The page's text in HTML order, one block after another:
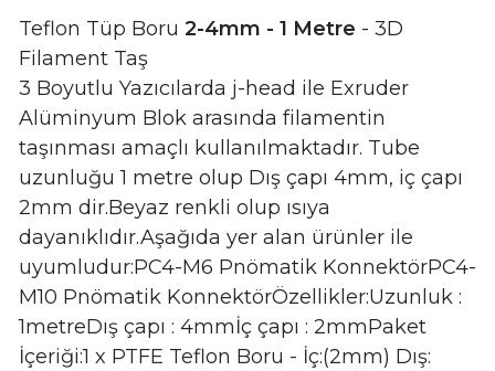
Teflon Tüp Boru 2-4mm - 1 Metre - 3D
Filament Taş
3 Boyutlu Yazıcılarda j-head ile Exruder
Alüminyum Blok arasında filamentin
taşınması amaçlı kullanılmaktadır. Tube
uzunluğu 1 metre olup Dış çapı 4mm, iç çapı
2mm dir.Beyaz renkli olup ısıya
dayanıklıdır.Aşağıda yer alan ürünler ile
uyumludur:PC4-M6 Pnömatik KonnektörPC4-
M10 Pnömatik KonnektörÖzellikler:Uzunluk :
1metreDış çapı : 4mmİç çapı : 2mmPaket
İçeriği:1 x PTFE Teflon Boru - İç:(2mm) Dış: